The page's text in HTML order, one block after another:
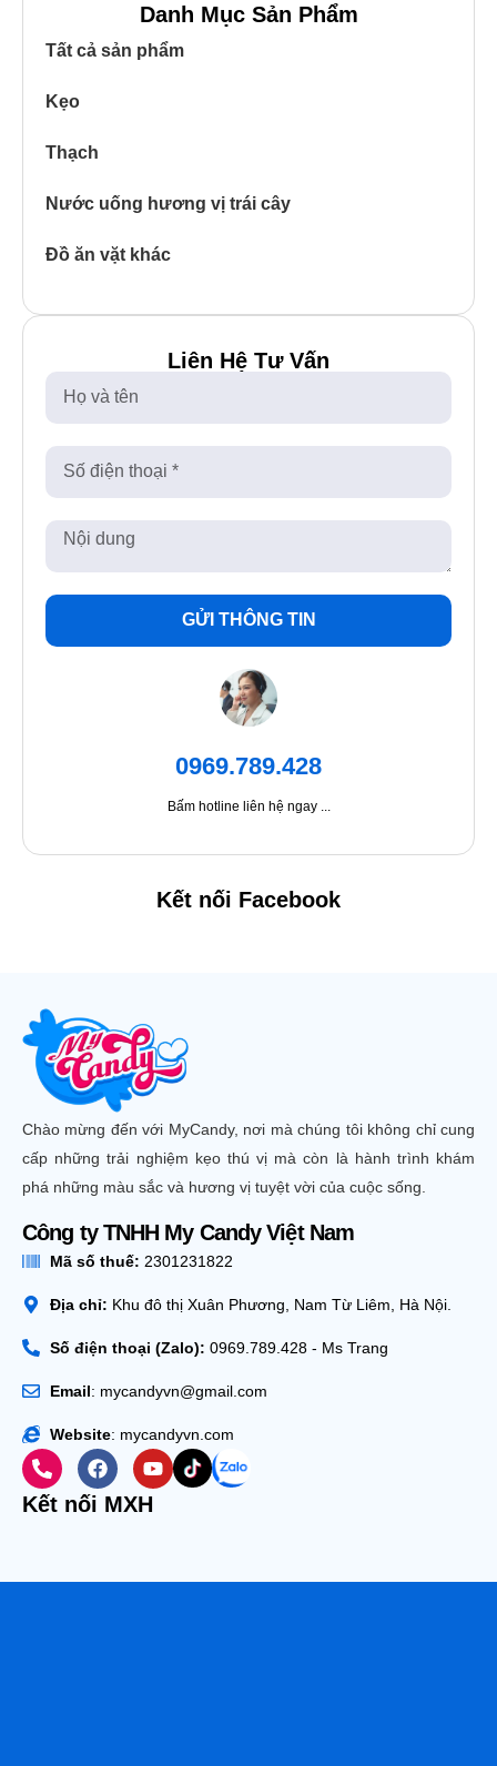
Danh Mục Sản Phẩm
Tất cả sản phẩm
Kẹo
Thạch
Nước uống hương vị trái cây
Đồ ăn vặt khác
Liên Hệ Tư Vấn
GỬI THÔNG TIN
0969.789.428
Bấm hotline liên hệ ngay ...
Kết nối Facebook
Chào mừng đến với MyCandy, nơi mà chúng tôi không chỉ cung
cấp những trải nghiệm kẹo thú vị mà còn là hành trình khám
phá những màu sắc và hương vị tuyệt vời của cuộc sống.
Công ty TNHH My Candy Việt Nam
Mã số thuế: 2301231822
Địa chỉ: Khu đô thị Xuân Phương, Nam Từ Liêm, Hà Nội.
Số điện thoại (Zalo): 0969.789.428 - Ms Trang
Email: mycandyvn@gmail.com
Website: mycandyvn.com
Kết nối MXH